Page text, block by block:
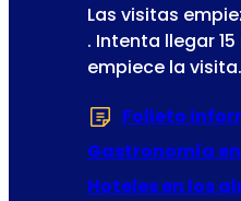
a
o
p
e
r
e
t
Las visitas
. Intenta llegar
empiece la visita.
Folleto
Gastronomía
Hoteles en los